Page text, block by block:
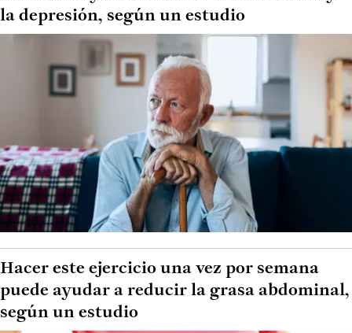
la depresión, según un estudio
Hacer este ejercicio una vez por semana
puede ayudar a reducir la grasa abdominal,
según un estudio